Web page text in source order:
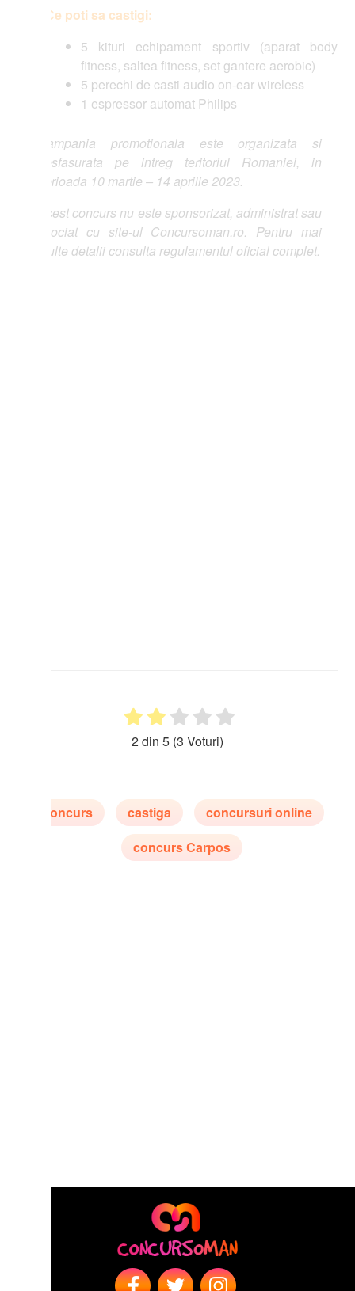
poti sa castigi:
5 kituri echipament sportiv (aparat body
fitness, saltea fitness, set gantere aerobic)
5 perechi de casti audio on-ear wireless
1 espressor automat Philips
promotionala este organizata si
pe intreg teritoriul Romaniei, in
10 martie – 14 aprilie 2023.
concurs nu este sponsorizat, administrat sau
cu site-ul Concursoman.ro. Pentru mai
detalii consulta regulamentul oficial complet.
(3 Voturi)
castiga
concursuri online
concurs Carpos